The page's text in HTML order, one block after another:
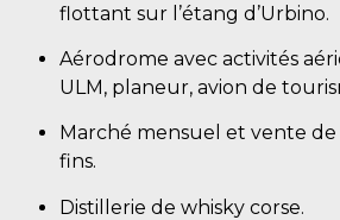
flottant sur l’étang d’Urbino.
Aérodrome avec activités
ULM, planeur, avion de
Marché mensuel et vente
fins.
Distillerie de whisky corse.